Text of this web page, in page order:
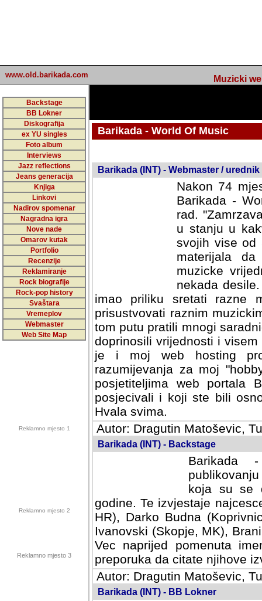
www.old.barikada.com Muzicki
Backstage
BB Lokner
Diskografija
ex YU singles
Foto album
Interviews
Jazz reflections
Jeans generacija
Knjiga
Linkovi
Nadirov spomenar
Nagradna igra
Nove nade
Omarov kutak
Portfolio
Recenzije
Reklamiranje
Rock biografije
Rock-pop history
Svaštara
Vremeplov
Webmaster
Web Site Map
Reklamno mjesto 1
Reklamno mjesto 2
Reklamno mjesto 3
Barikada - World Of Music
Barikada (INT) - Webmaster / urednik
Nakon 74
Barikada -
rad.
u stanju u
svojih vise od
materijala
muzicke
nekada
imao priliku sretati razne
prisustvovati raznim
tom putu pratili mnogi
doprinosili vrijednosti i
je i moj web hosting
razumijevanja za moj
posjetiteljima web portala
posjecivali i koji ste bili
Hvala svima.
Autor: Dragutin Matoševic,
Barikada (INT) - Backstage
Barikada
koja su se
godine. Te izvjestaje
HR), Darko Budna
Ivanovski (Skopje, MK),
Vec naprijed pomenuta
preporuka da citate njihove
Autor: Dragutin Matoševic,
Barikada (INT) - BB Lokner